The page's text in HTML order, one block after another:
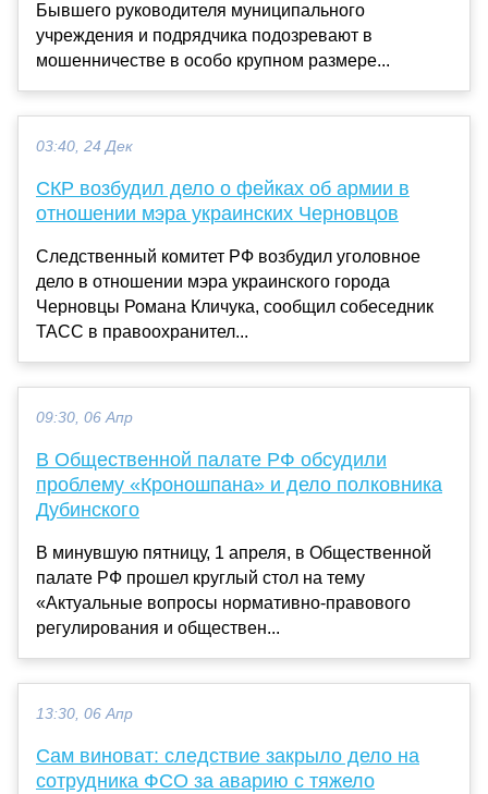
Бывшего руководителя муниципального
учреждения и подрядчика подозревают в
мошенничестве в особо крупном размере...
03:40, 24 Дек
СКР возбудил дело о фейках об армии в
отношении мэра украинских Черновцов
Следственный комитет РФ возбудил уголовное
дело в отношении мэра украинского города
Черновцы Романа Кличука, сообщил собеседник
ТАСС в правоохранител...
09:30, 06 Апр
В Общественной палате РФ обсудили
проблему «Кроношпана» и дело полковника
Дубинского
В минувшую пятницу, 1 апреля, в Общественной
палате РФ прошел круглый стол на тему
«Актуальные вопросы нормативно-правового
регулирования и обществен...
13:30, 06 Апр
Сам виноват: следствие закрыло дело на
сотрудника ФСО за аварию с тяжело